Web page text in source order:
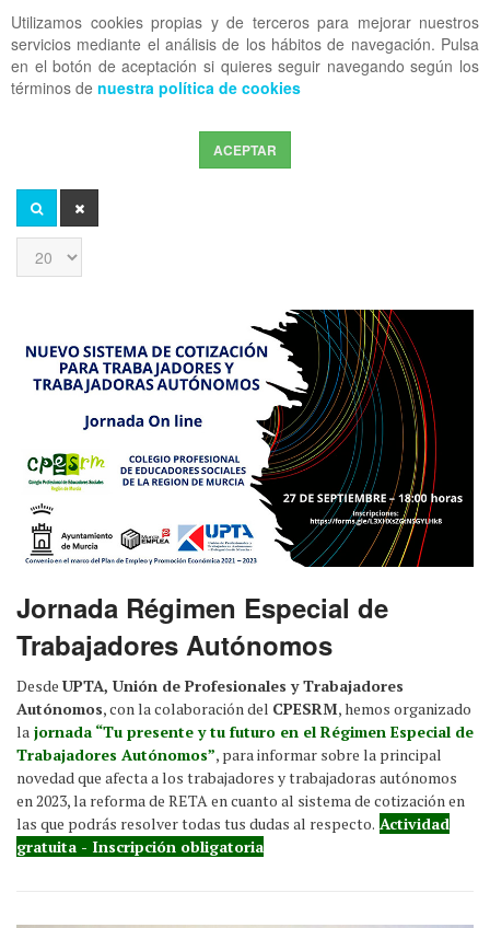
Utilizamos cookies propias y de terceros para mejorar nuestros
servicios mediante el análisis de los hábitos de navegación. Pulsa
en el botón de aceptación si quieres seguir navegando según los
términos de nuestra política de cookies
ACEPTAR
OFF CANVAS
del
títuloBUSCAR
Cantidad
a
Jornada Régimen Especial de
Trabajadores Autónomos
Desde UPTA, Unión de Profesionales y Trabajadores
Autónomos, con la colaboración del CPESRM, hemos organizado
la jornada “Tu presente y tu futuro en el Régimen Especial de
Trabajadores Autónomos”, para informar sobre la principal
novedad que afecta a los trabajadores y trabajadoras autónomos
en 2023, la reforma de RETA en cuanto al sistema de cotización en
las que podrás resolver todas tus dudas al respecto. Actividad
gratuita - Inscripción obligatoria